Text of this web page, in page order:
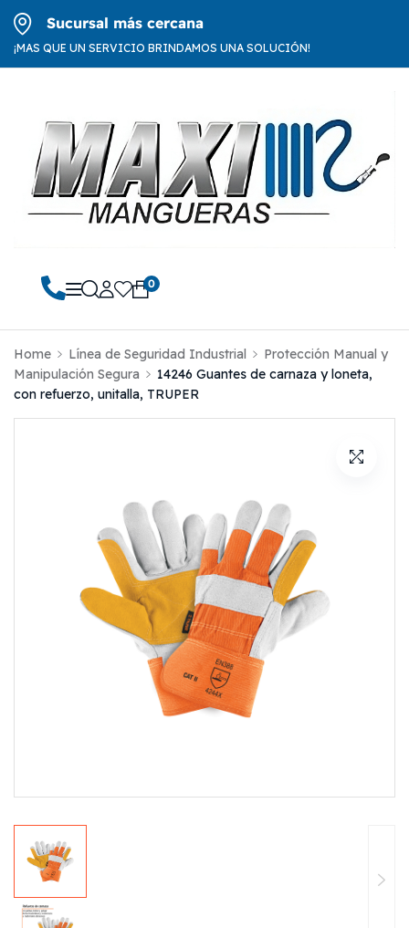
Sucursal más cercana
¡MAS QUE UN SERVICIO BRINDAMOS UNA SOLUCIÓN!
0
Home Línea de Seguridad Industrial
Protección Manual y
Manipulación Segura
14246 Guantes de carnaza y loneta,
con refuerzo, unitalla, TRUPER